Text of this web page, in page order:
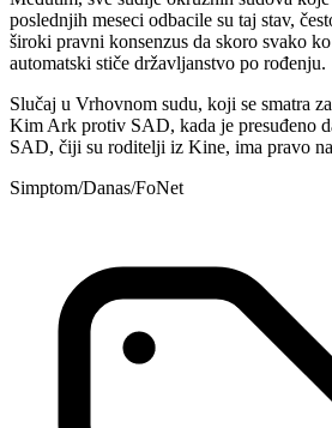
poslednjih meseci odbacile su taj stav,
široki pravni konsenzus da skoro svako
automatski stiče državljanstvo po rođenju.
Slučaj u Vrhovnom sudu, koji se smatra
Kim Ark protiv SAD, kada je presuđeno
SAD, čiji su roditelji iz Kine, ima pravo
Simptom/Danas/FoNet